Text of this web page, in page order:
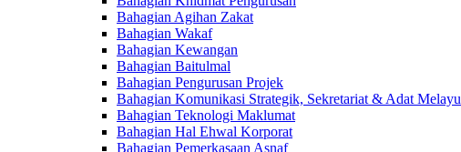
Bahagian Agihan Zakat
Bahagian Wakaf
Bahagian Kewangan
Bahagian Baitulmal
Bahagian Pengurusan Projek
Bahagian Komunikasi Strategik, Sekretariat & Adat Melayu
Bahagian Teknologi Maklumat
Bahagian Hal Ehwal Korporat
Bahagian Pemerkasaan Asnaf